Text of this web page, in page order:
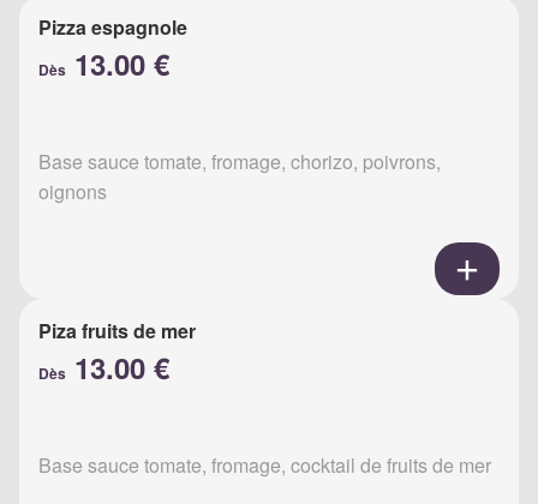
Pizza espagnole
Dès 13.00 €
Base sauce tomate, fromage, chorizo, poivrons,
oignons
Piza fruits de mer
Dès 13.00 €
Base sauce tomate, fromage, cocktail de fruits de mer